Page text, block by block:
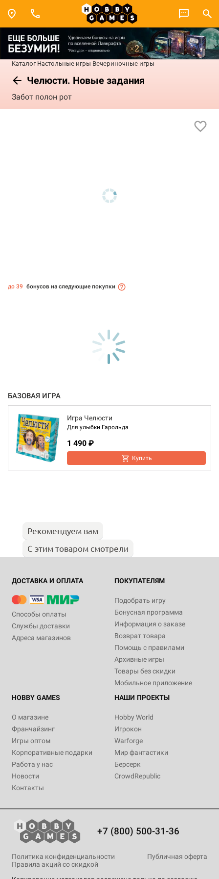
Каталог Настольные игры Вечериночные игры
Челюсти. Новые задания
Забот полон рот
до 39 бонусов на следующие покупки
БАЗОВАЯ ИГРА
Игра Челюсти
Для улыбки Гарольда
1 490 ₽
Купить
Рекомендуем вам
С этим товаром смотрели
ДОСТАВКА И ОПЛАТА
Способы оплаты
Службы доставки
Адреса магазинов
ПОКУПАТЕЛЯМ
Подобрать игру
Бонусная программа
Информация о заказе
Возврат товара
Помощь с правилами
Архивные игры
Товары без скидки
Мобильное приложение
HOBBY GAMES
О магазине
Франчайзинг
Игры оптом
Корпоративные подарки
Работа у нас
Новости
Контакты
НАШИ ПРОЕКТЫ
Hobby World
Игрокон
Warforge
Мир фантастики
Берсерк
CrowdRepublic
+7 (800) 500-31-36
Политика конфиденциальности
Публичная оферта
Правила акций со скидкой